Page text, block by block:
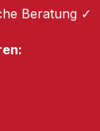
Beratung ✓